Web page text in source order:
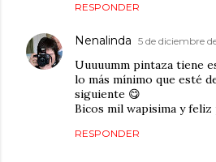
RESPONDER
Nenalinda 5 de diciembre
Uuuuumm pintaza tiene
lo más mínimo que esté
siguiente 😋
Bicos mil wapisima y feliz
RESPONDER